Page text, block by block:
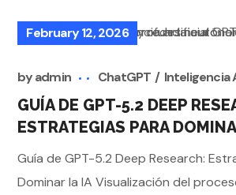
February 12, 2026
byadmin ChatGPT Inteligencia
GUÍA DE GPT-5.2 DEEP
ESTRATEGIAS PARA
Guía de GPT-5.2 Deep Research:
Dominar la IA Visualización del